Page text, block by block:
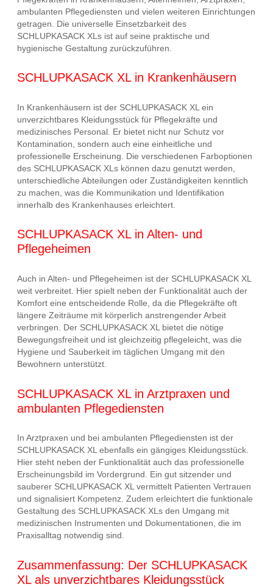
ambulanten Pflegediensten und vielen weiteren Einrichtungen
getragen. Die universelle Einsetzbarkeit des
SCHLUPKASACK XLs ist auf seine praktische und
hygienische Gestaltung zurückzuführen.
SCHLUPKASACK XL in Krankenhäusern
In Krankenhäusern ist der SCHLUPKASACK XL ein
unverzichtbares Kleidungsstück für Pflegekräfte und
medizinisches Personal. Er bietet nicht nur Schutz vor
Kontamination, sondern auch eine einheitliche und
professionelle Erscheinung. Die verschiedenen Farboptionen
des SCHLUPKASACK XLs können dazu genutzt werden,
unterschiedliche Abteilungen oder Zuständigkeiten kenntlich
zu machen, was die Kommunikation und Identifikation
innerhalb des Krankenhauses erleichtert.
SCHLUPKASACK XL in Alten- und
Pflegeheimen
Auch in Alten- und Pflegeheimen ist der SCHLUPKASACK XL
weit verbreitet. Hier spielt neben der Funktionalität auch der
Komfort eine entscheidende Rolle, da die Pflegekräfte oft
längere Zeiträume mit körperlich anstrengender Arbeit
verbringen. Der SCHLUPKASACK XL bietet die nötige
Bewegungsfreiheit und ist gleichzeitig pflegeleicht, was die
Hygiene und Sauberkeit im täglichen Umgang mit den
Bewohnern unterstützt.
SCHLUPKASACK XL in Arztpraxen und
ambulanten Pflegediensten
In Arztpraxen und bei ambulanten Pflegediensten ist der
SCHLUPKASACK XL ebenfalls ein gängiges Kleidungsstück.
Hier steht neben der Funktionalität auch das professionelle
Erscheinungsbild im Vordergrund. Ein gut sitzender und
sauberer SCHLUPKASACK XL vermittelt Patienten Vertrauen
und signalisiert Kompetenz. Zudem erleichtert die funktionale
Gestaltung des SCHLUPKASACK XLs den Umgang mit
medizinischen Instrumenten und Dokumentationen, die im
Praxisalltag notwendig sind.
Zusammenfassung: Der SCHLUPKASACK
XL als unverzichtbares Kleidungsstück